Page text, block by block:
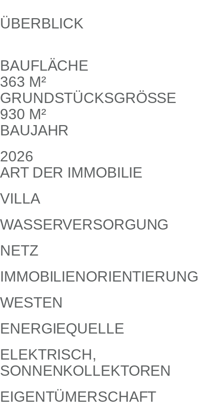
ÜBERBLICK
BAUFLÄCHE
363 M²
GRUNDSTÜCKSGRÖSSE
930 M²
BAUJAHR
2026
ART DER IMMOBILIE
VILLA
WASSERVERSORGUNG
NETZ
IMMOBILIENORIENTIERUNG
WESTEN
ENERGIEQUELLE
ELEKTRISCH,
SONNENKOLLEKTOREN
EIGENTÜMERSCHAFT